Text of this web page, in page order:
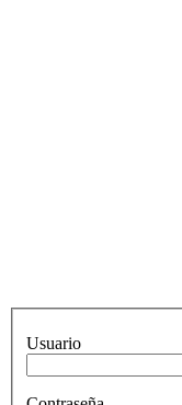
Usuario